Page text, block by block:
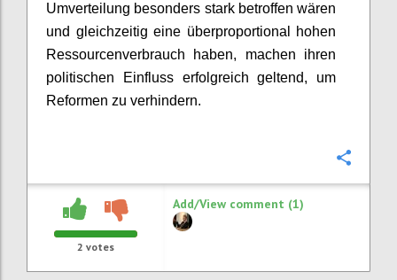
Umverteilung besonders stark betroffen wären
und gleichzeitig eine überproportional hohen
Ressourcenverbrauch haben, machen ihren
politischen Einfluss erfolgreich geltend, um
Reformen zu verhindern.
2 votes
Add/View comment (1)